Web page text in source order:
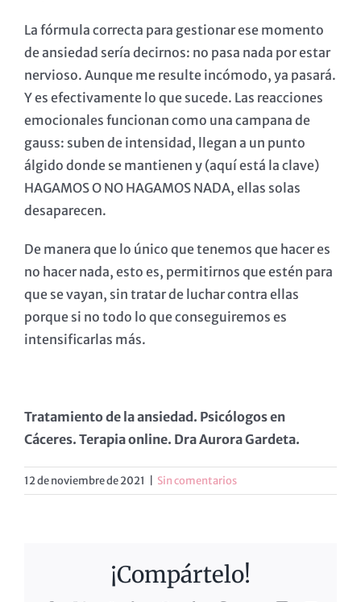
La fórmula correcta para gestionar ese momento
de ansiedad sería decirnos: no pasa nada por estar
nervioso. Aunque me resulte incómodo, ya pasará.
Y es efectivamente lo que sucede. Las reacciones
emocionales funcionan como una campana de
gauss: suben de intensidad, llegan a un punto
álgido donde se mantienen y (aquí está la clave)
HAGAMOS O NO HAGAMOS NADA, ellas solas
desaparecen.
De manera que lo único que tenemos que hacer es
no hacer nada, esto es, permitirnos que estén para
que se vayan, sin tratar de luchar contra ellas
porque si no todo lo que conseguiremos es
intensificarlas más.
Tratamiento de la ansiedad. Psicólogos en
Cáceres. Terapia online. Dra Aurora Gardeta.
12 de noviembre de 2021 Sin comentarios
¡Compártelo!